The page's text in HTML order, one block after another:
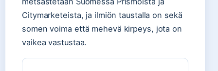
Citymarketeista, ja ilmiön taustalla on sekä
somen voima että mehevä kirpeys, jota on
vaikea vastustaa.